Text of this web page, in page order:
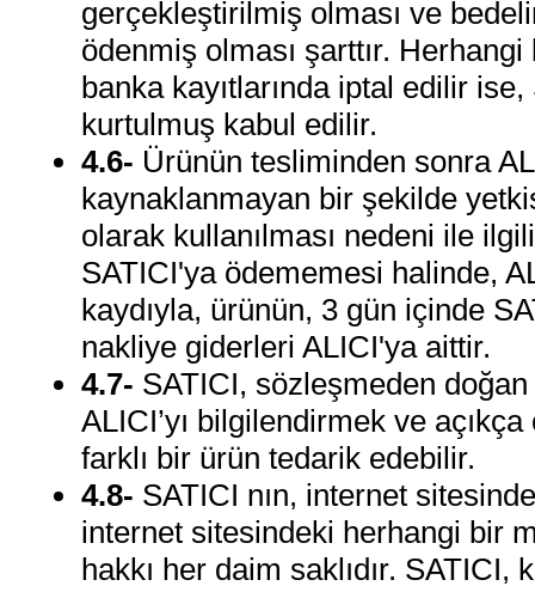
gerçekleştirilmiş olması ve
ödenmiş olması şarttır.
banka kayıtlarında iptal edilir
kurtulmuş kabul edilir.
4.6- Ürünün tesliminden sonra
kaynaklanmayan bir şekilde
olarak kullanılması nedeni ile
SATICI'ya ödememesi halinde,
kaydıyla, ürünün, 3 gün içinde
nakliye giderleri ALICI'ya aittir.
4.7- SATICI, sözleşmeden
ALICI’yı bilgilendirmek ve
farklı bir ürün tedarik edebilir.
4.8- SATICI nın, internet
internet sitesindeki herhangi bir
hakkı her daim saklıdır.